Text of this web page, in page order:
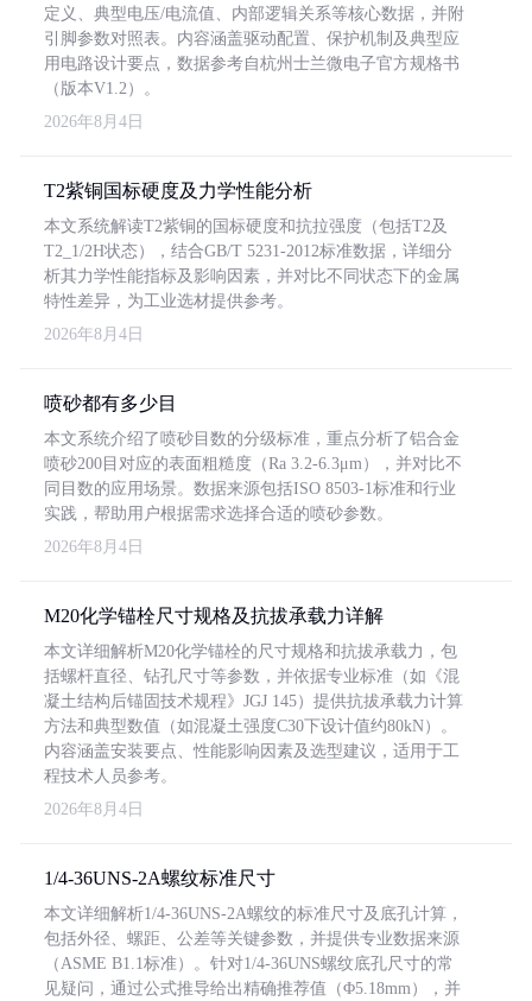
定义、典型电压/电流值、内部逻辑关系等核心数据，并附
引脚参数对照表。内容涵盖驱动配置、保护机制及典型应
用电路设计要点，数据参考自杭州士兰微电子官方规格书
（版本V1.2）。
2026年8月4日
T2紫铜国标硬度及力学性能分析
本文系统解读T2紫铜的国标硬度和抗拉强度（包括T2及
T2_1/2H状态），结合GB/T 5231-2012标准数据，详细分
析其力学性能指标及影响因素，并对比不同状态下的金属
特性差异，为工业选材提供参考。
2026年8月4日
喷砂都有多少目
本文系统介绍了喷砂目数的分级标准，重点分析了铝合金
喷砂200目对应的表面粗糙度（Ra 3.2-6.3μm），并对比不
同目数的应用场景。数据来源包括ISO 8503-1标准和行业
实践，帮助用户根据需求选择合适的喷砂参数。
2026年8月4日
M20化学锚栓尺寸规格及抗拔承载力详解
本文详细解析M20化学锚栓的尺寸规格和抗拔承载力，包
括螺杆直径、钻孔尺寸等参数，并依据专业标准（如《混
凝土结构后锚固技术规程》JGJ 145）提供抗拔承载力计算
方法和典型数值（如混凝土强度C30下设计值约80kN）。
内容涵盖安装要点、性能影响因素及选型建议，适用于工
程技术人员参考。
2026年8月4日
1/4-36UNS-2A螺纹标准尺寸
本文详细解析1/4-36UNS-2A螺纹的标准尺寸及底孔计算，
包括外径、螺距、公差等关键参数，并提供专业数据来源
（ASME B1.1标准）。针对1/4-36UNS螺纹底孔尺寸的常
见疑问，通过公式推导给出精确推荐值（Φ5.18mm），并